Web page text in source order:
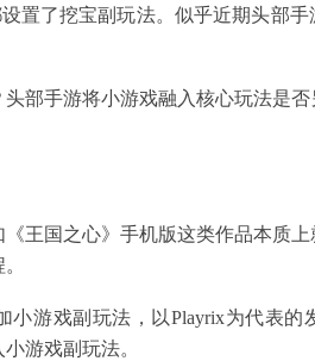
置了挖宝副玩法。似乎近期头部
部手游将小游戏融入核心玩法是
王国之心》手机版这类作品本质
小游戏副玩法，以Playrix为代表的
游戏副玩法。